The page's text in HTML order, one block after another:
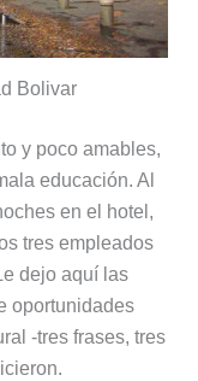
Bolivar
y poco amables,
educación. Al
en el hotel,
tres empleados
dejo aquí las
oportunidades
-tres frases, tres